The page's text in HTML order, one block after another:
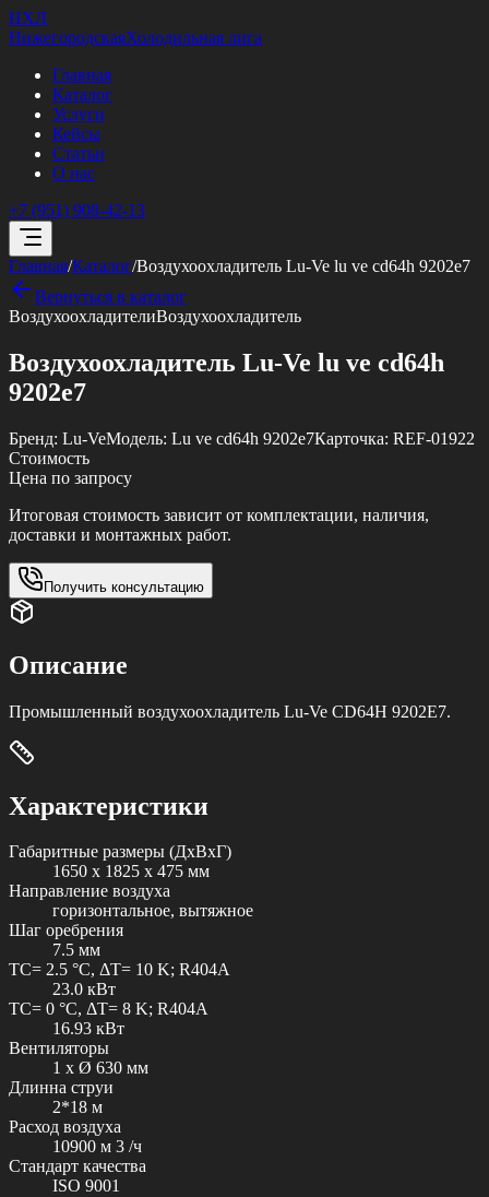
НХЛ
НижегородскаяХолодильная лига
Главная
Каталог
Услуги
Кейсы
Статьи
О нас
+7 (951) 908-42-13
Главная/Каталог/Воздухоохладитель Lu-Ve lu ve cd64h 9202e7
Вернуться в каталог
ВоздухоохладителиВоздухоохладитель
Воздухоохладитель Lu-Ve lu ve cd64h
9202e7
Бренд: Lu-VeМодель: Lu ve cd64h 9202e7Карточка: REF-01922
Стоимость
Цена по запросу
Итоговая стоимость зависит от комплектации, наличия,
доставки и монтажных работ.
Получить консультацию
Описание
Промышленный воздухоохладитель Lu-Ve CD64H 9202E7.
Характеристики
Габаритные размеры (ДxВxГ)
1650 x 1825 x 475 мм
Направление воздуха
горизонтальное, вытяжное
Шаг оребрения
7.5 мм
TC= 2.5 °C, ΔT= 10 K; R404A
23.0 кВт
TC= 0 °C, ΔT= 8 K; R404A
16.93 кВт
Вентиляторы
1 x Ø 630 мм
Длинна струи
2*18 м
Расход воздуха
10900 м 3 /ч
Стандарт качества
ISO 9001